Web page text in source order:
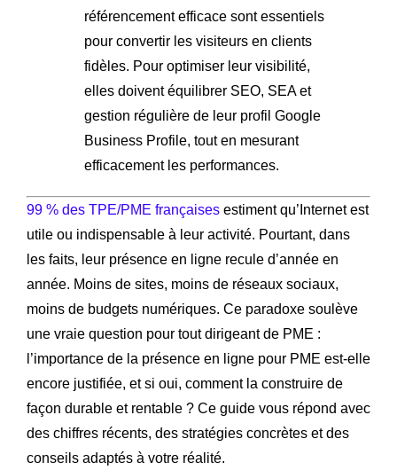
référencement efficace sont essentiels
pour convertir les visiteurs en clients
fidèles. Pour optimiser leur visibilité,
elles doivent équilibrer SEO, SEA et
gestion régulière de leur profil Google
Business Profile, tout en mesurant
efficacement les performances.
99 % des TPE/PME françaises estiment qu’Internet est
utile ou indispensable à leur activité. Pourtant, dans
les faits, leur présence en ligne recule d’année en
année. Moins de sites, moins de réseaux sociaux,
moins de budgets numériques. Ce paradoxe soulève
une vraie question pour tout dirigeant de PME :
l’importance de la présence en ligne pour PME est-elle
encore justifiée, et si oui, comment la construire de
façon durable et rentable ? Ce guide vous répond avec
des chiffres récents, des stratégies concrètes et des
conseils adaptés à votre réalité.